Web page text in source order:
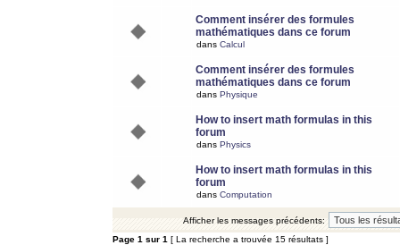
Comment insérer des formules
mathématiques dans ce forum
dans Calcul
Comment insérer des formules
mathématiques dans ce forum
dans Physique
How to insert math formulas in this
forum
dans Physics
How to insert math formulas in this
forum
dans Computation
Afficher les messages précédents:
Page 1 sur 1 [ La recherche a trouvée 15 résultats ]